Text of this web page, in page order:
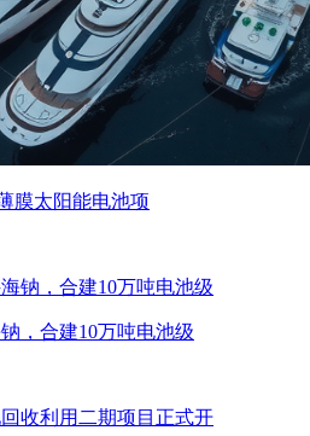
膜太阳能电池项
，合建10万吨电池级